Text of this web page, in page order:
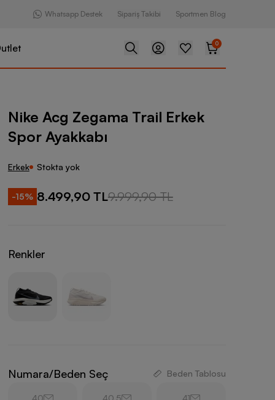
Whatsapp Destek Sipariş Takibi Sportmen Blog
0
Trail Erkek Spor Ayakkabı
Nike Acg Zegama Trail Erkek
Spor Ayakkabı
Erkek Stokta yok
-15% 8.499,90 TL9.999,90 TL
Renkler
Numara/Beden Seç Beden Tablosu
40 40.5 41